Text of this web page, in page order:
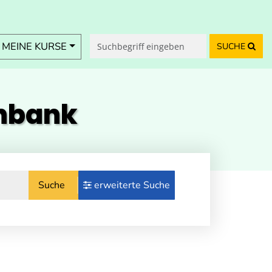
KURSE SUCHE
Suche erweiterte Suche